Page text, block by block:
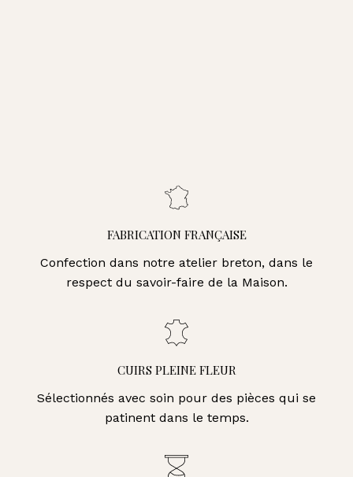
FABRICATION FRANÇAISE
Confection dans notre atelier breton, dans le
respect du savoir-faire de la Maison.
CUIRS PLEINE FLEUR
Sélectionnés avec soin pour des pièces qui se
patinent dans le temps.